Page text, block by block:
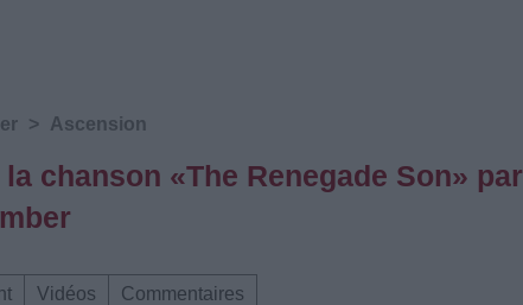
> Ascension
chanson «The Renegade Son» par
Vidéos Commentaires